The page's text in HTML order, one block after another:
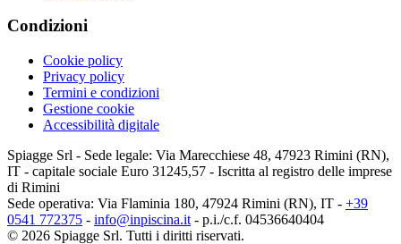
Condizioni
Cookie policy
Privacy policy
Termini e condizioni
Gestione cookie
Accessibilità digitale
Spiagge Srl - Sede legale: Via Marecchiese 48, 47923 Rimini (RN),
IT - capitale sociale Euro 31245,57 - Iscritta al registro delle imprese
di Rimini
Sede operativa: Via Flaminia 180, 47924 Rimini (RN), IT - +39
0541 772375 - info@inpiscina.it - p.i./c.f. 04536640404
© 2026 Spiagge Srl. Tutti i diritti riservati.